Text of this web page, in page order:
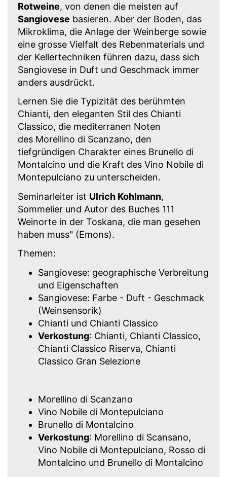
Rotweine, von denen die meisten auf
Sangiovese basieren. Aber der Boden, das
Mikroklima, die Anlage der Weinberge sowie
eine grosse Vielfalt des Rebenmaterials und
der Kellertechniken führen dazu, dass sich
Sangiovese in Duft und Geschmack immer
anders ausdrückt.
Lernen Sie die Typizität des berühmten
Chianti, den eleganten Stil des Chianti
Classico, die mediterranen Noten
des Morellino di Scanzano, den
tiefgründigen Charakter eines Brunello di
Montalcino und die Kraft des Vino Nobile di
Montepulciano zu unterscheiden.
Seminarleiter ist Ulrich Kohlmann,
Sommelier und Autor des Buches 111
Weinorte in der Toskana, die man gesehen
haben muss" (Emons).
Themen:
Sangiovese: geographische Verbreitung
und Eigenschaften
Sangiovese: Farbe - Duft - Geschmack
(Weinsensorik)
Chianti und Chianti Classico
Verkostung: Chianti, Chianti Classico,
Chianti Classico Riserva, Chianti
Classico Gran Selezione
Morellino di Scanzano
Vino Nobile di Montepulciano
Brunello di Montalcino
Verkostung: Morellino di Scansano,
Vino Nobile di Montepulciano, Rosso di
Montalcino und Brunello di Montalcino